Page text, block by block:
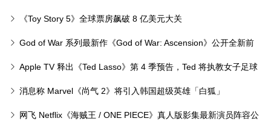
Johansson 加盟 Mike Flanagan 新作
《Toy Story 5》全球票房飙破 8 亿美元大关
God of War 系列最新作《God of War: Ascension》公开全新前
导预告
Apple TV 释出《Ted Lasso》第 4 季预告，Ted 将执教女子足球
队 消息称 Marvel《尚气 2》将引入韩国超级英雄「白狐」
网飞 Netflix《海贼王 / ONE PIECE》真人版影集最新演员阵容公